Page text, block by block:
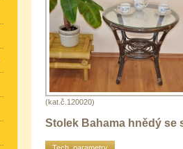
(kat.č.120020)
Stolek Bahama hnědý se